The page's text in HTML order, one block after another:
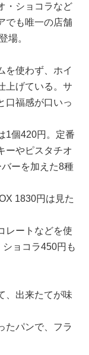
・ショコラなど
でも唯一の店舗
場。
を使わず、ホイ
上げている。サ
口福感が口いっ
1個420円。定番
ーやピスタチオ
ーを加えた8種
1830円は見た
レートなどを使
ョコラ450円も
、出来たてが味
たパンで、フラ